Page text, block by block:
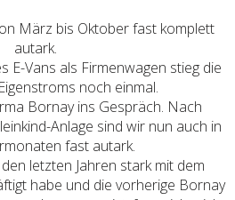
März bis Oktober fast komplett
autark.
E-Vans als Firmenwagen stieg die
noch einmal.
Bornay ins Gespräch. Nach
Anlage sind wir nun auch in
fast autark.
letzten Jahren stark mit dem
habe und die vorherige Bornay